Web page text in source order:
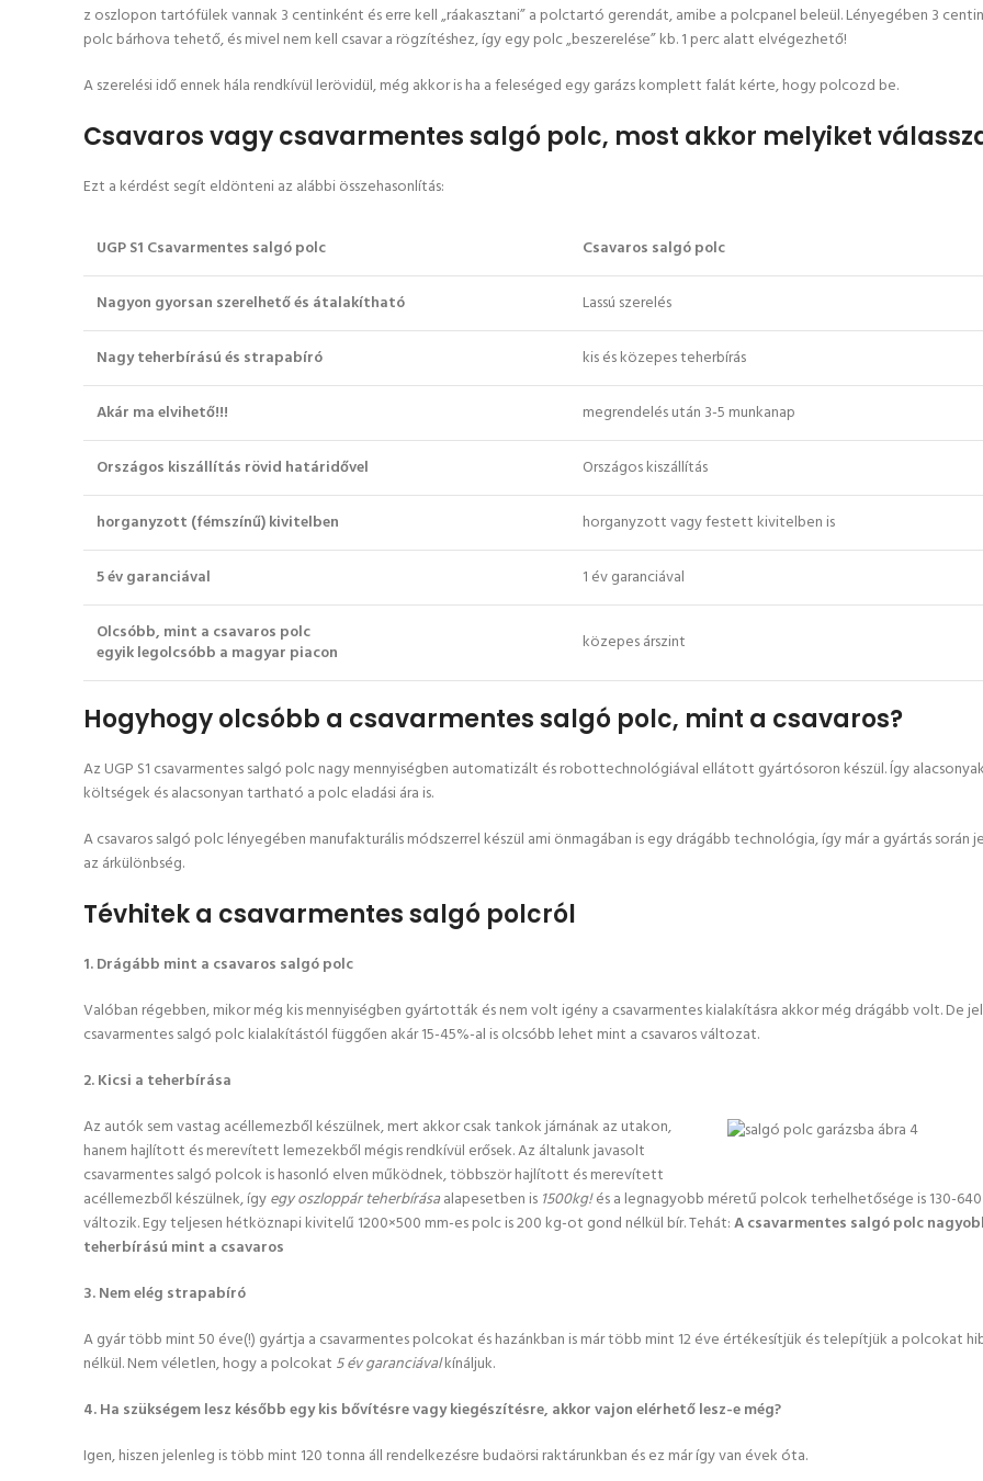
z oszlopon tartófülek vannak 3 centinként és erre kell „ráakasztani” a polctartó gerendát, amibe a polcpanel beleül. Lényegében 3
polc bárhova tehető, és mivel nem kell csavar a rögzítéshez, így egy polc „beszerelése” kb. 1 perc alatt elvégezhető!
A szerelési idő ennek hála rendkívül lerövidül, még akkor is ha a feleséged egy garázs komplett falát kérte, hogy polcozd be.
Csavaros vagy csavarmentes salgó polc, most akkor melyiket
Ezt a kérdést segít eldönteni az alábbi összehasonlítás:
UGP S1 Csavarmentes salgó polc Csavaros salgó polc
Nagyon gyorsan szerelhető és átalakítható Lassú szerelés
Nagy teherbírású és strapabíró kis és közepes teherbírás
Akár ma elvihető!!! megrendelés után 3-5 munkanap
Országos kiszállítás rövid határidővel Országos kiszállítás
horganyzott (fémszínű) kivitelben horganyzott vagy festett kivitelben is
5 év garanciával 1 év garanciával
Olcsóbb, mint a csavaros polc
egyik legolcsóbb a magyar piacon
közepes árszint
Hogyhogy olcsóbb a csavarmentes salgó polc, mint a csavaros?
Az UGP S1 csavarmentes salgó polc nagy mennyiségben automatizált és robottechnológiával ellátott gyártósoron készül. Így
költségek és alacsonyan tartható a polc eladási ára is.
A csavaros salgó polc lényegében manufakturális módszerrel készül ami önmagában is egy drágább technológia, így már a gyártás során
az árkülönbség.
Tévhitek a csavarmentes salgó polcról
1. Drágább mint a csavaros salgó polc
Valóban régebben, mikor még kis mennyiségben gyártották és nem volt igény a csavarmentes kialakításra akkor még drágább volt. De
csavarmentes salgó polc kialakítástól függően akár 15-45%-al is olcsóbb lehet mint a csavaros változat.
2. Kicsi a teherbírása
Az autók sem vastag acéllemezből készülnek, mert akkor csak tankok járnának az utakon,
hanem hajlított és merevített lemezekből mégis rendkívül erősek. Az általunk javasolt
csavarmentes salgó polcok is hasonló elven működnek, többször hajlított és merevített
acéllemezből készülnek, ígyegy oszloppár teherbírásaalapesetben is 1500kg!és a legnagyobb méretű polcok terhelhetősége is 130-
változik. Egy teljesen hétköznapi kivitelű 1200×500 mm-es polc is 200 kg-ot gond nélkül bír. Tehát:A csavarmentes salgó polc
teherbírású mint a csavaros
3. Nem elég strapabíró
A gyár több mint 50 éve(!) gyártja a csavarmentes polcokat és hazánkban is már több mint 12 éve értékesítjük és telepítjük a polcokat
nélkül. Nem véletlen, hogy a polcokat 5 év garanciávalkínáljuk.
4. Ha szükségem lesz később egy kis bővítésre vagy kiegészítésre, akkor vajon elérhető lesz-e még?
Igen, hiszen jelenleg is több mint 120 tonna áll rendelkezésre budaörsi raktárunkban és ez már így van évek óta.